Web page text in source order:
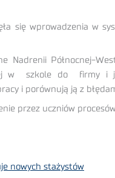
się wprowadzenia w
Północnej-
w szkole do firmy i
i porównują ją z
przez uczniów
nowych stażystów